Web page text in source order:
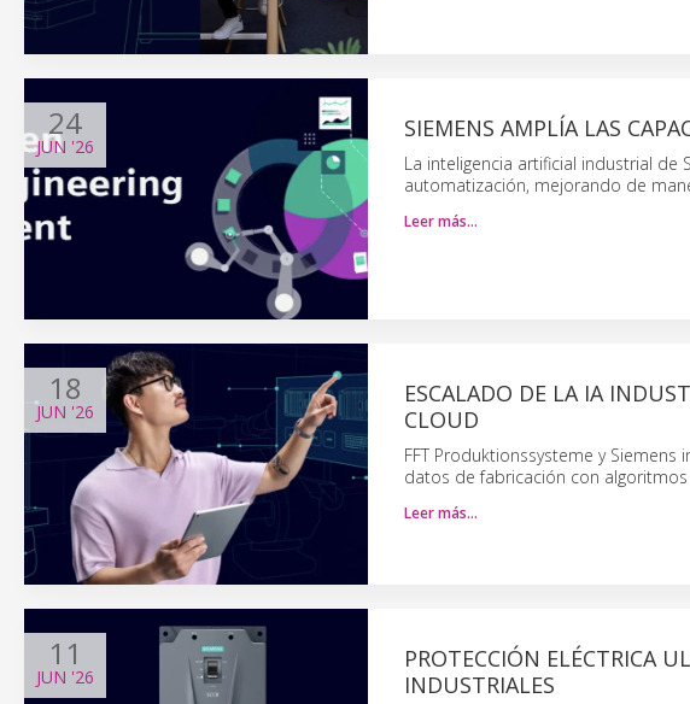
24
JUN '26
SIEMENS AMPLÍA LAS
La inteligencia artificial industrial de
automatización, mejorando de
Leer más…
18
JUN '26
ESCALADO DE LA IA
CLOUD
FFT Produktionssysteme y
datos de fabricación con
Leer más…
11
JUN '26
PROTECCIÓN ELÉCTRICA
INDUSTRIALES